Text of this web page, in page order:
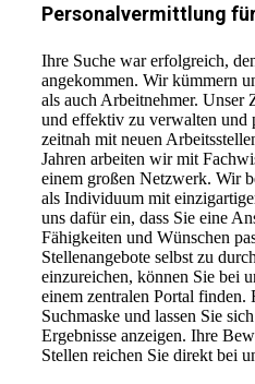
Personalvermittlung
Ihre Suche war erfolgreich,
angekommen. Wir kümmern
als auch Arbeitnehmer. Unser
und effektiv zu verwalten und
zeitnah mit neuen
Jahren arbeiten wir mit
einem großen Netzwerk. Wir
als Individuum mit
uns dafür ein, dass Sie eine
Fähigkeiten und Wünschen
Stellenangebote selbst zu
einzureichen, können Sie bei
einem zentralen Portal finden.
Suchmaske und lassen Sie
Ergebnisse anzeigen. Ihre
Stellen reichen Sie direkt bei